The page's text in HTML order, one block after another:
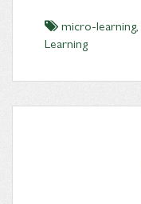
micro-learning,
Learning